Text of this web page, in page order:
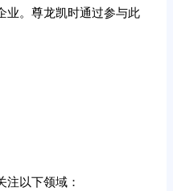
业。尊龙凯时通过参与此
以下领域：